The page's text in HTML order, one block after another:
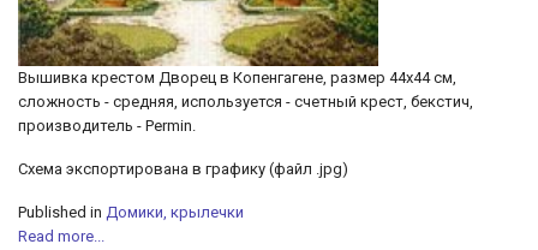
Вышивка крестом Дворец в Копенгагене, размер 44х44 см,
сложность - средняя, используется - счетный крест, бекстич,
производитель - Permin.
Схема экспортирована в графику (файл .jpg)
Published in Домики, крылечки
Read more...